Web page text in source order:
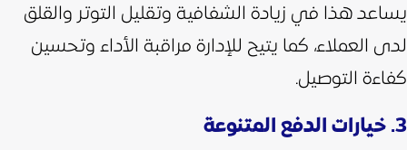
يساعد هذا في زيادة الشفافية وتقليل التوتر والقلق
لدى العملاء، كما يتيح للإدارة مراقبة الأداء وتحسين
كفاءة التوصيل.
3. خيارات الدفع المتنوعة